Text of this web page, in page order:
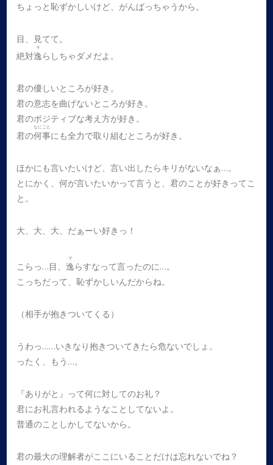
ちょっと恥ずかしいけど、がんばっちゃうから。
目、見てて。
絶対逸
そ
らしちゃダメだよ。
君の優しいところが好き。
君の意志を曲げないところが好き。
君のポジティブな考え方が好き。
君の何事
なにごと
にも全力で取り組むところが好き。
ほかにも言いたいけど、言い出したらキリがないなぁ…。
とにかく、何が言いたいかって言うと、君のことが好きってこ
と。
大、大、大、だぁーい好きっ！
こらっ…目、逸
そ
らすなって言ったのに…。
こっちだって、恥ずかしいんだからね。
（相手が抱きついてくる）
うわっ……いきなり抱きついてきたら危ないでしょ。
ったく、もう…。
『ありがと』って何に対してのお礼？
君にお礼言われるようなことしてないよ。
普通のことしかしてないから。
君の最大の理解者がここにいることだけは忘れないでね？